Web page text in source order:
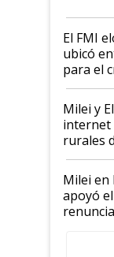
de Milei
El FMI
ubicó
para el
Milei y
internet
rurales
a un
Milei en
apoyó